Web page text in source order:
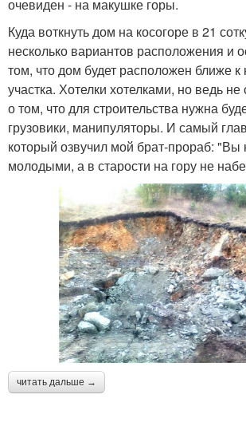
очевиден - на макушке горы.
Куда воткнуть дом на косогоре в 21
несколько вариантов расположения и
том, что дом будет расположен ближе к
участка. Хотелки хотелками, но ведь не
о том, что для строительства нужна
грузовики, манипуляторы. И самый
который озвучил мой брат-прораб: "Вы
молодыми, а в старости на гору не
читать дальше →